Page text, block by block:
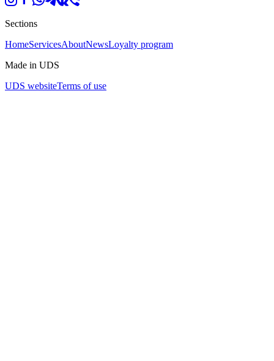
Sections
HomeServicesAboutNewsLoyalty program
Made in UDS
UDS websiteTerms of use